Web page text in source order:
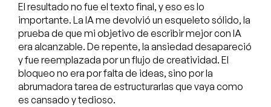
El resultado no fue el texto final, y eso es lo
importante. La IA me devolvió un esqueleto sólido, la
prueba de que mi objetivo de escribir mejor con IA
era alcanzable. De repente, la ansiedad desapareció
y fue reemplazada por un flujo de creatividad. El
bloqueo no era por falta de ideas, sino por la
abrumadora tarea de estructurarlas que vaya como
es cansado y tedioso.